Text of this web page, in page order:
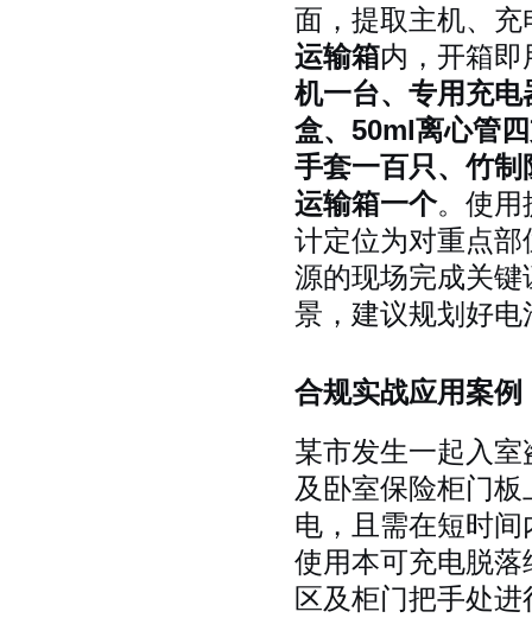
面，提取主机、
运输箱内，开箱
机一台、专用充
盒、50ml离心管
手套一百只、竹
运输箱一个。使用
计定位为对重点
源的现场完成关
景，建议规划好
合规实战应用案例
某市发生一起入
及卧室保险柜门
电，且需在短时
使用本可充电脱
区及柜门把手处